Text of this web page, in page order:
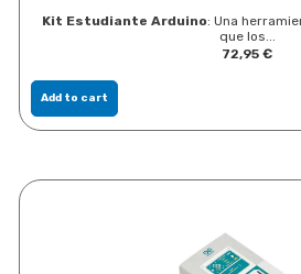
Kit Estudiante Arduino: Una
que los...
72,95 €
Add to cart